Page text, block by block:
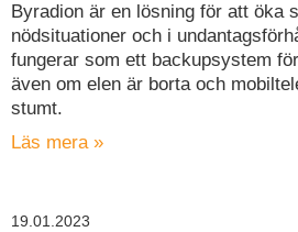
Byradion är en lösning för att öka
nödsituationer och i
fungerar som ett backupsystem
även om elen är borta och
stumt.
Läs mera »
19.01.2023